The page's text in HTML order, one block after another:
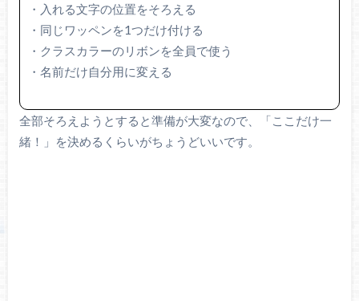
・入れる文字の位置をそろえる
・同じワッペンを1つだけ付ける
・クラスカラーのリボンを全員で使う
・名前だけ自分用に変える
全部そろえようとすると準備が大変なので、「ここだけ一
緒！」を決めるくらいがちょうどいいです。